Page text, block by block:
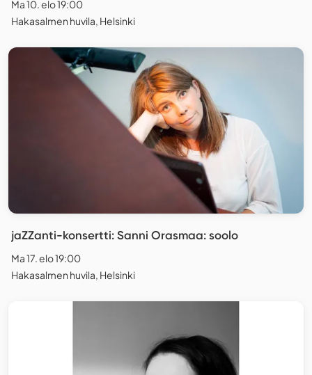
Ma 10. elo 19:00
Hakasalmen huvila, Helsinki
jaZZanti-konsertti: Sanni Orasmaa: soolo
Ma 17. elo 19:00
Hakasalmen huvila, Helsinki